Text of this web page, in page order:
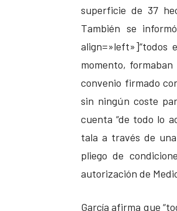
superficie de 37
También se
align=»left»]“todos
momento,
convenio firmado
sin ningún coste
cuenta “de todo lo
tala a través de
pliego de
autorización de
García afirma que